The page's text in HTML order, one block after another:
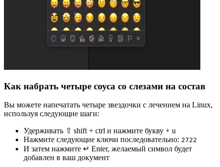
Как набрать четыре соуса со слезами на состав
Вы можете напечатать четыре звездочки с лечением на Linux,
используя следующие шаги:
Удерживать ⇧ shift + ctrl и нажмите букву + u
Нажмите следующие ключи последовательно: 2722
И затем нажмите ↵ Enter, желаемый символ будет
добавлен в ваш документ